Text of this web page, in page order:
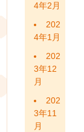
4年2月
202
4年1月
202
3年12
月
202
3年11
月